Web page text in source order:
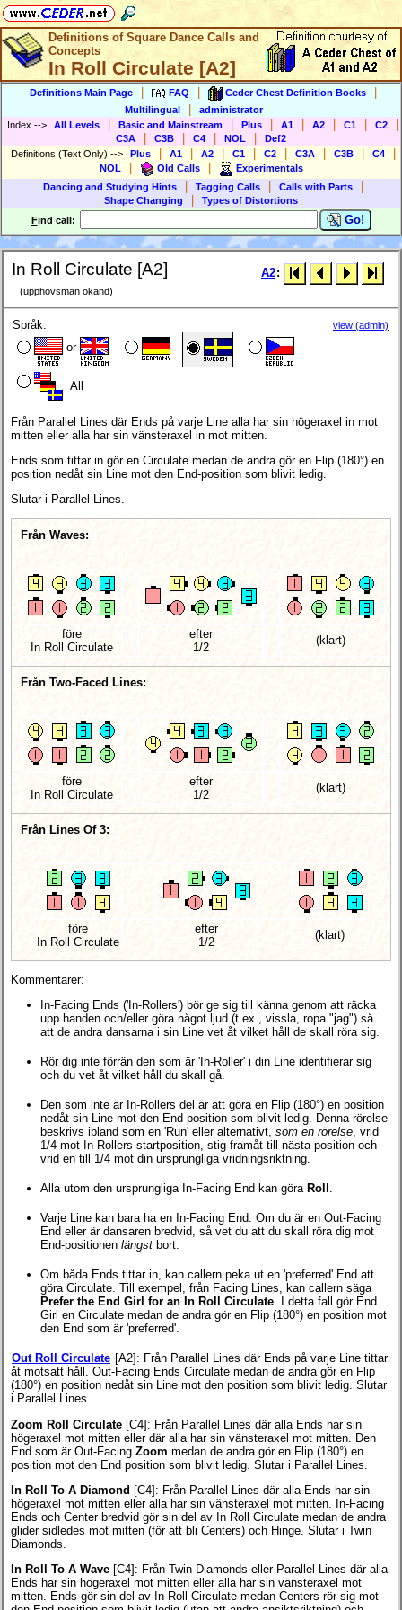
Definitions of Square Dance Calls and
Concepts
In Roll Circulate [A2]
Definitions Main Page FAQ Ceder Chest Definition Books
Multilingual
administrator
Index --> All Levels Basic and Mainstream Plus A1 A2 C1 C2
C3A C3B C4 NOL
Def2
Definitions (Text Only) --> Plus A1 A2 C1 C2 C3A C3B C4
NOL Old Calls
Experimentals
Dancing and Studying Hints
Tagging Calls Calls with Parts
Shape Changing
Types of Distortions
Find call: Go!
In Roll Circulate [A2]
(upphovsman okänd)
A2:
Språk:
or
All
view (admin)
Från Parallel Lines där Ends på varje Line alla har sin högeraxel in mot
mitten eller alla har sin vänsteraxel in mot mitten.
Ends som tittar in gör en Circulate medan de andra gör en Flip (180°) en
position nedåt sin Line mot den End-position som blivit ledig.
Slutar i Parallel Lines.
Från Waves:
före
In Roll Circulate
efter
1/2
(klart)
Från Two-Faced Lines:
före
In Roll Circulate
efter
1/2
(klart)
Från Lines Of 3:
före
In Roll Circulate
efter
1/2
(klart)
Kommentarer:
In-Facing Ends ('In-Rollers') bör ge sig till känna genom att räcka
upp handen och/eller göra något ljud (t.ex., vissla, ropa "jag") så
att de andra dansarna i sin Line vet åt vilket håll de skall röra sig.
Rör dig inte förrän den som är 'In-Roller' i din Line identifierar sig
och du vet åt vilket håll du skall gå.
Den som inte är In-Rollers del är att göra en Flip (180°) en position
nedåt sin Line mot den End position som blivit ledig. Denna rörelse
beskrivs ibland som en 'Run' eller alternativt, som en rörelse, vrid
1/4 mot In-Rollers startposition, stig framåt till nästa position och
vrid en till 1/4 mot din ursprungliga vridningsriktning.
Alla utom den ursprungliga In-Facing End kan göra Roll .
Varje Line kan bara ha en In-Facing End. Om du är en Out-Facing
End eller är dansaren bredvid, så vet du att du skall röra dig mot
End-positionen längst bort.
Om båda Ends tittar in, kan callern peka ut en 'preferred' End att
göra Circulate. Till exempel, från Facing Lines, kan callern säga
Prefer the End Girl for an In Roll Circulate. I detta fall gör End
Girl en Circulate medan de andra gör en Flip (180°) en position mot
den End som är 'preferred'.
Out Roll Circulate [A2] : Från Parallel Lines där Ends på varje Line tittar
åt motsatt håll. Out-Facing Ends Circulate medan de andra gör en Flip
(180°) en position nedåt sin Line mot den position som blivit ledig. Slutar
i Parallel Lines.
Zoom Roll Circulate [C4]: Från Parallel Lines där alla Ends har sin
högeraxel mot mitten eller där alla har sin vänsteraxel mot mitten. Den
End som är Out-Facing Zoom medan de andra gör en Flip (180°) en
position mot den End position som blivit ledig. Slutar i Parallel Lines.
In Roll To A Diamond [C4] : Från Parallel Lines där alla Ends har sin
högeraxel mot mitten eller alla har sin vänsteraxel mot mitten. In-Facing
Ends och Center bredvid gör sin del av In Roll Circulate medan de andra
glider sidledes mot mitten (för att bli Centers) och Hinge. Slutar i Twin
Diamonds.
In Roll To A Wave [C4] : Från Twin Diamonds eller Parallel Lines där alla
Ends har sin högeraxel mot mitten eller alla har sin vänsteraxel mot
mitten. Ends gör sin del av In Roll Circulate medan Centers rör sig mot